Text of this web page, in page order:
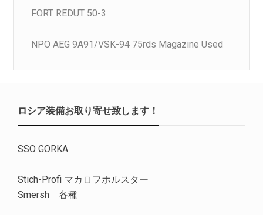
FORT REDUT 50-3
NPO AEG 9A91/VSK-94 75rds Magazine Used
ロシア装備お取り寄せ致します！
SSO GORKA
Stich-Profi マカロフホルスター
Smersh 各種